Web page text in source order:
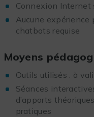
Connexion Internet
Aucune expérience
chatbots requise
Moyens
Outils utilisés : à
Séances
d’apports
pratiques